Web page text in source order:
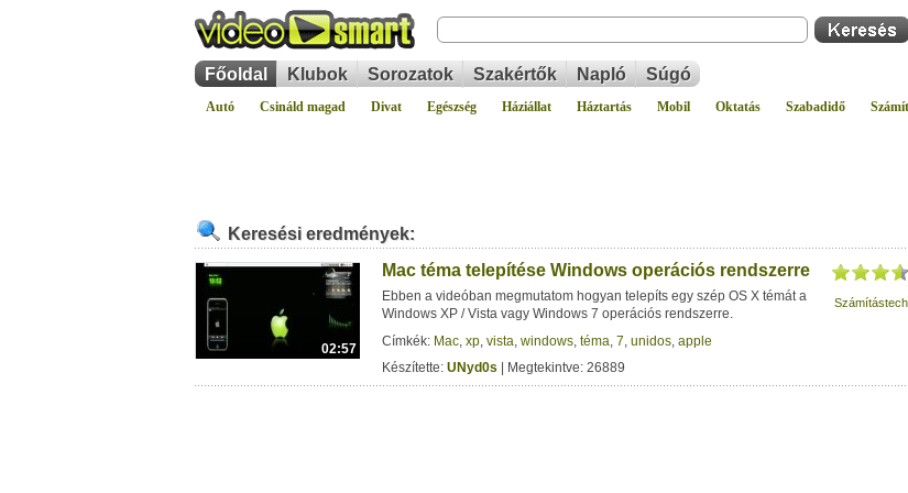
Főoldal Klubok Sorozatok Szakértők Napló Súgó
Autó Csináld magad Divat Egészség Háziállat Háztartás Mobil Oktatás Szabadidő
Keresési eredmények:
02:57
Mac téma telepítése Windows operációs rendszerre
Ebben a videóban megmutatom hogyan telepíts egy szép OS X témát a
Windows XP / Vista vagy Windows 7 operációs rendszerre.
Címkék: Mac, xp, vista, windows, téma, 7, unidos, apple
Készítette: UNyd0s | Megtekintve: 26889